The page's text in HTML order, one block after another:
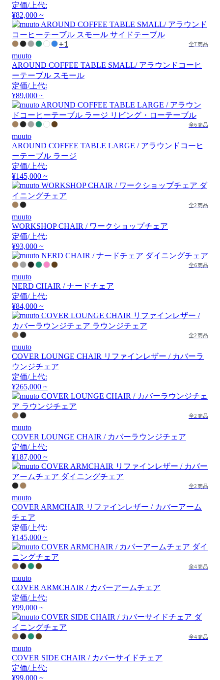
定価/上代:
¥82,000 ~
+1 全7商品
muuto
AROUND COFFEE TABLE SMALL/ アラウンドコーヒ
ーテーブル スモール
定価/上代:
¥89,000 ~
全6商品
muuto
AROUND COFFEE TABLE LARGE / アラウンドコーヒ
ーテーブル ラージ
定価/上代:
¥145,000 ~
全2商品
muuto
WORKSHOP CHAIR / ワークショップチェア
定価/上代:
¥93,000 ~
全6商品
muuto
NERD CHAIR / ナードチェア
定価/上代:
¥84,000 ~
全2商品
muuto
COVER LOUNGE CHAIR リファインレザー / カバーラ
ウンジチェア
定価/上代:
¥265,000 ~
全2商品
muuto
COVER LOUNGE CHAIR / カバーラウンジチェア
定価/上代:
¥187,000 ~
全2商品
muuto
COVER ARMCHAIR リファインレザー / カバーアーム
チェア
定価/上代:
¥145,000 ~
全4商品
muuto
COVER ARMCHAIR / カバーアームチェア
定価/上代:
¥99,000 ~
全4商品
muuto
COVER SIDE CHAIR / カバーサイドチェア
定価/上代:
¥99,000 ~